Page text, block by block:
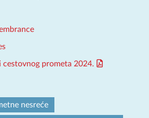
cestovnog prometa 2024.
nesreće